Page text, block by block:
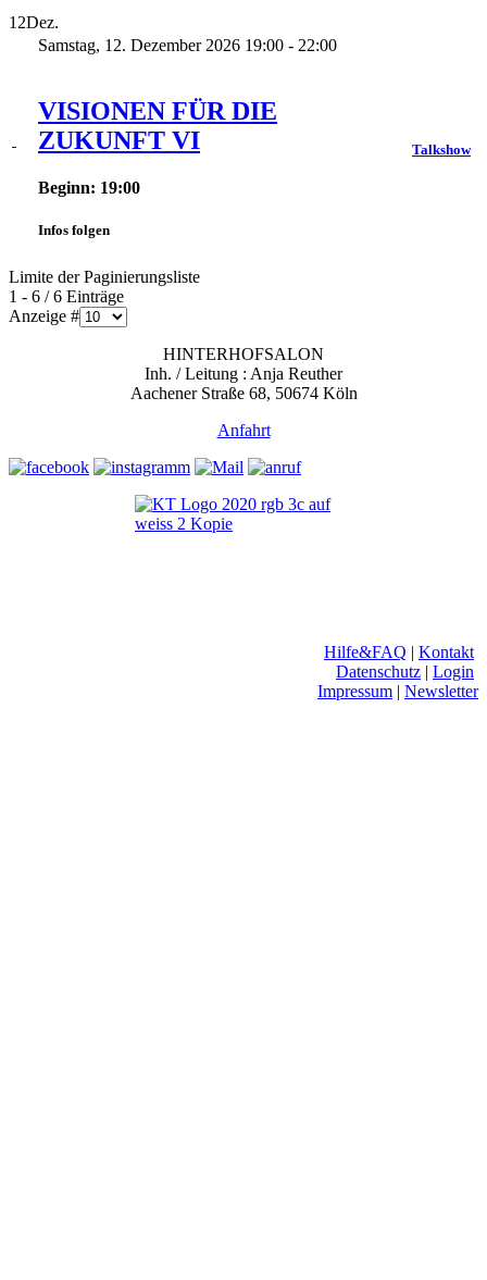
12Dez.
Samstag, 12. Dezember 2026 19:00 - 22:00
VISIONEN FÜR DIE
ZUKUNFT VI
Beginn: 19:00
Infos folgen
Talkshow
Limite der Paginierungsliste
1 - 6 / 6 Einträge
Anzeige #
HINTERHOFSALON
Inh. / Leitung : Anja Reuther
Aachener Straße 68, 50674 Köln
Anfahrt
Hilfe&FAQ | Kontakt
Datenschutz | Login
Impressum | Newsletter